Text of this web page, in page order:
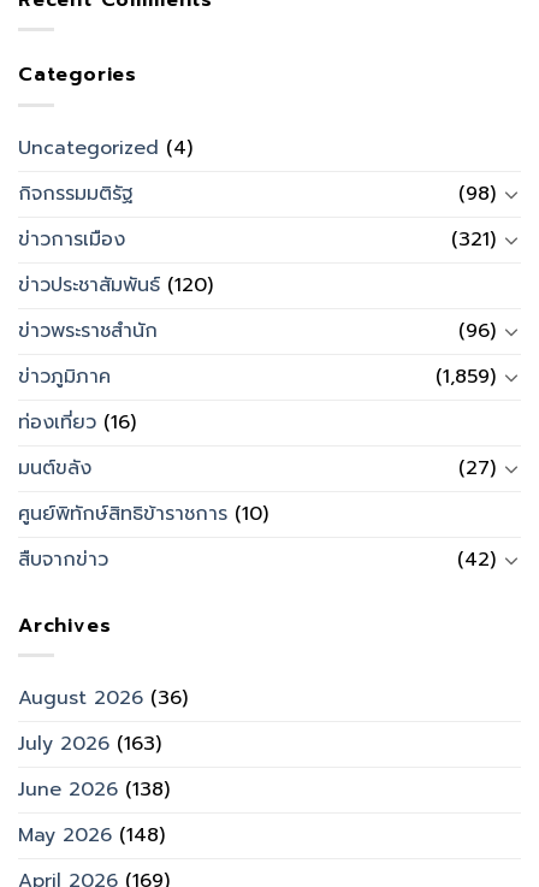
Categories
Uncategorized (4)
กิจกรรมมติรัฐ
(98)
ข่าวการเมือง
(321)
ข่าวประชาสัมพันธ์ (120)
ข่าวพระราชสำนัก
(96)
ข่าวภูมิภาค
(1,859)
ท่องเที่ยว (16)
มนต์ขลัง
(27)
ศูนย์พิทักษ์สิทธิข้าราชการ (10)
สืบจากข่าว
(42)
Archives
August 2026 (36)
July 2026 (163)
June 2026 (138)
May 2026 (148)